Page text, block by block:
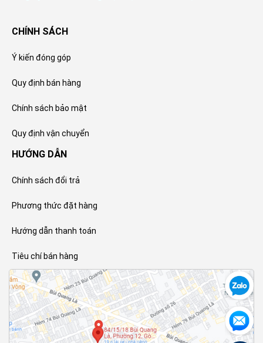
CHÍNH SÁCH
Ý kiến đóng góp
Quy định bán hàng
Chính sách bảo mật
Quy định vận chuyển
HƯỚNG DẪN
Chính sách đổi trả
Phương thức đặt hàng
Hướng dẫn thanh toán
Tiêu chí bán hàng